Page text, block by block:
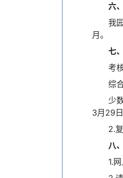
六
我
月。
七
考
综
少
3月29
2.
八
1.